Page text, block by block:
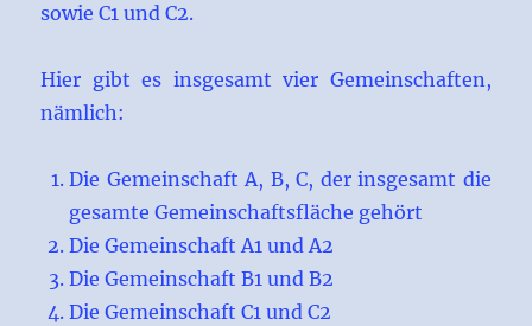
sowie C1 und C2.
Hier gibt es insgesamt vier Gemeinschaften,
nämlich:
Die Gemeinschaft A, B, C, der insgesamt die
gesamte Gemeinschaftsfläche gehört
Die Gemeinschaft A1 und A2
Die Gemeinschaft B1 und B2
Die Gemeinschaft C1 und C2